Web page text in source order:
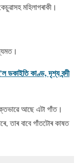
মহিলাগৰাকী।
ডকাইতি কাণ্ড, দৃশ্য বন্দী
আছে এটা গাঁত।
তাৰ বাবে গাঁতটোৰ কাষত